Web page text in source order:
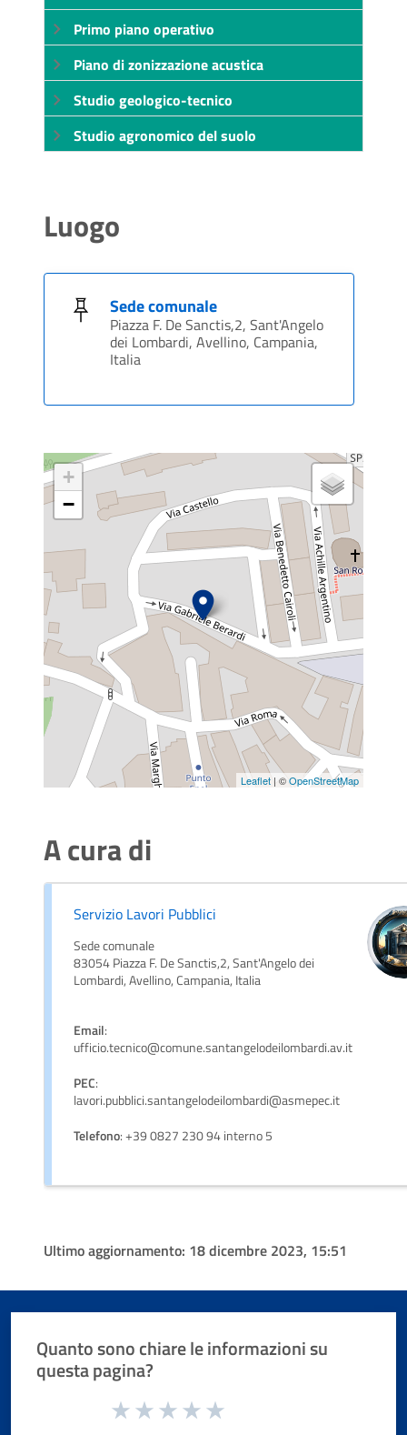
Primo piano operativo
Piano di zonizzazione acustica
Studio geologico-tecnico
Studio agronomico del suolo
Luogo
Sede comunale
Piazza F. De Sanctis,2, Sant'Angelo
dei Lombardi, Avellino, Campania,
Italia
+
−
Leaflet | ©OpenStreetMap
A cura di
Servizio Lavori Pubblici
Sede comunale
83054 Piazza F. De Sanctis,2, Sant'Angelo dei
Lombardi, Avellino, Campania, Italia
Email:
ufficio.tecnico@comune.santangelodeilombardi.av.it
PEC:
lavori.pubblici.santangelodeilombardi@asmepec.it
Telefono: +39 0827 230 94 interno 5
Ultimo aggiornamento: 18 dicembre 2023, 15:51
Quanto sono chiare le informazioni su
questa pagina?
Valuta da 1 a 5 stelle la pagina